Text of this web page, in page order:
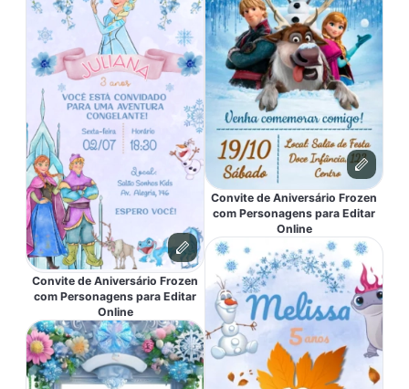
Convite de Aniversário Frozen
com Personagens para Editar
Online
Convite de Aniversário Frozen
com Personagens para Editar
Online